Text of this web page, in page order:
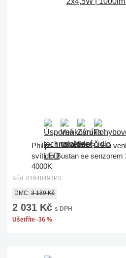
Philips 16484/93/P3 LED
svítidlo Bustan se senzorem
4000K
Kód: 81648493P3
DMC: 3 189 Kč
2 031 Kč s DPH
Ušetříte -36 %